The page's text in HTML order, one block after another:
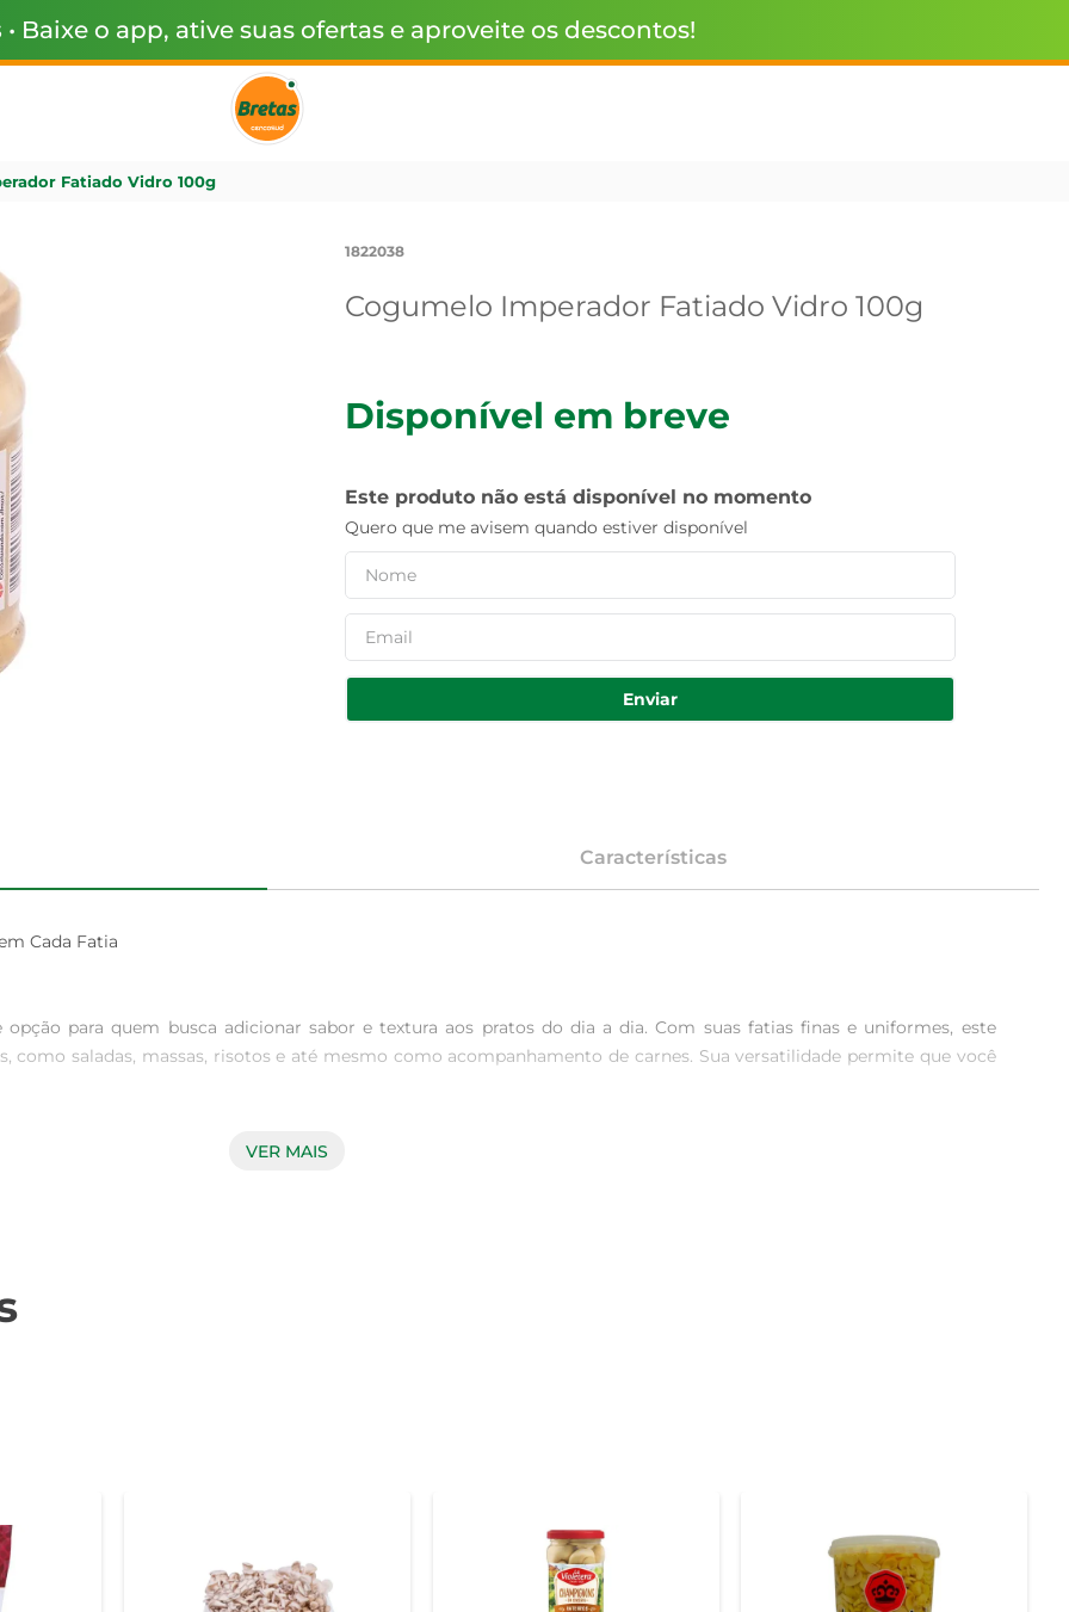
• Baixe o app, ative suas ofertas e aproveite os descontos!
Fatiado Vidro 100g
1822038
Cogumelo Imperador Fatiado Vidro 100g
Disponível em breve
Este produto não está disponível no momento
Quero que me avisem quando estiver disponível
Enviar
Características
Cada Fatia
para quem busca adicionar sabor e textura aos pratos do dia a dia. Com suas fatias finas e uniformes, este
como saladas, massas, risotos e até mesmo como acompanhamento de carnes. Sua versatilidade permite que você
fonte rica de nutrientes. Ele contém vitaminas e minerais essenciais, como vitamina D, potássio e antioxidantes,
em local fresco e seco, longe da luz direta. Após aberto, recomenda-se consumir em até 3 dias para garantir a
VER MAIS